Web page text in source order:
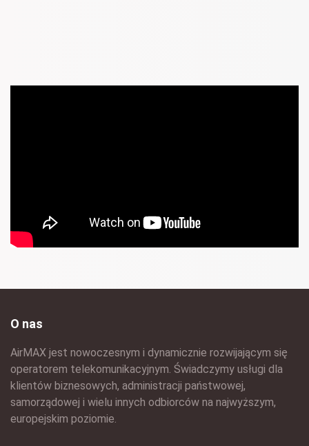
O nas
AirMAX jest nowoczesnym i dynamicznie rozwijającym się
operatorem telekomunikacyjnym. Świadczymy usługi dla
klientów biznesowych, administracji państwowej,
samorządowej i wielu innych odbiorców na najwyższym,
europejskim poziomie.